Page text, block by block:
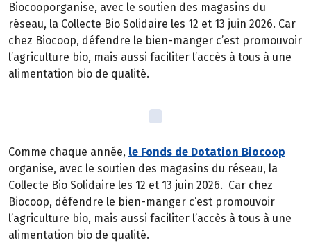
Biocooporganise, avec le soutien des magasins du
réseau, la Collecte Bio Solidaire les 12 et 13 juin 2026. Car
chez Biocoop, défendre le bien-manger c’est promouvoir
l’agriculture bio, mais aussi faciliter l’accès à tous à une
alimentation bio de qualité.
Comme chaque année, le Fonds de Dotation Biocoop
organise, avec le soutien des magasins du réseau, la
Collecte Bio Solidaire les 12 et 13 juin 2026. Car chez
Biocoop, défendre le bien-manger c’est promouvoir
l’agriculture bio, mais aussi faciliter l’accès à tous à une
alimentation bio de qualité.